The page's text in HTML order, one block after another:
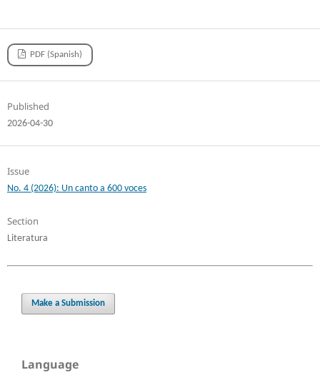
PDF (Spanish)
Published
2026-04-30
Issue
No. 4 (2026): Un canto a 600 voces
Section
Literatura
Make a Submission
Language